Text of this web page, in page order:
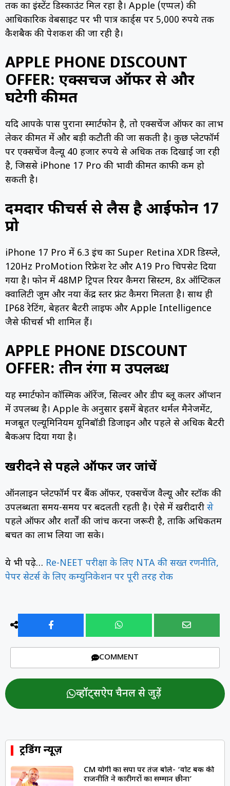
तक का इंस्टेंट डिस्काउंट मिल रहा है। Apple (एप्पल) की
आधिकारिक वेबसाइट पर भी पात्र कार्ड्स पर 5,000 रुपये तक
कैशबैक की पेशकश की जा रही है।
APPLE PHONE DISCOUNT
OFFER: एक्सचेंज ऑफर से और
घटेगी कीमत
यदि आपके पास पुराना स्मार्टफोन है, तो एक्सचेंज ऑफर का लाभ
लेकर कीमत में और बड़ी कटौती की जा सकती है। कुछ प्लेटफॉर्म
पर एक्सचेंज वैल्यू 40 हजार रुपये से अधिक तक दिखाई जा रही
है, जिससे iPhone 17 Pro की प्रभावी कीमत काफी कम हो
सकती है।
दमदार फीचर्स से लैस है आईफोन 17
प्रो
iPhone 17 Pro में 6.3 इंच का Super Retina XDR डिस्प्ले,
120Hz ProMotion रिफ्रेश रेट और A19 Pro चिपसेट दिया
गया है। फोन में 48MP ट्रिपल रियर कैमरा सिस्टम, 8x ऑप्टिकल
क्वालिटी जूम और नया केंद्र स्तर फ्रंट कैमरा मिलता है। साथ ही
IP68 रेटिंग, बेहतर बैटरी लाइफ और Apple Intelligence
जैसे फीचर्स भी शामिल हैं।
APPLE PHONE DISCOUNT
OFFER: तीन रंगों में उपलब्ध
यह स्मार्टफोन कॉस्मिक ऑरेंज, सिल्वर और डीप ब्लू कलर ऑप्शन
में उपलब्ध है। Apple के अनुसार इसमें बेहतर थर्मल मैनेजमेंट,
मजबूत एल्यूमिनियम यूनिबॉडी डिजाइन और पहले से अधिक बैटरी
बैकअप दिया गया है।
खरीदने से पहले ऑफर जरूर जांचें
ऑनलाइन प्लेटफॉर्म पर बैंक ऑफर, एक्सचेंज वैल्यू और स्टॉक की
उपलब्धता समय-समय पर बदलती रहती है। ऐसे में खरीदारी से
पहले ऑफर और शर्तों की जांच करना जरूरी है, ताकि अधिकतम
बचत का लाभ लिया जा सके।
ये भी पढ़े… Re-NEET परीक्षा के लिए NTA की सख्त रणनीति,
पेपर सेटर्स के लिए कम्युनिकेशन पर पूरी तरह रोक
COMMENT
व्हॉट्सऐप चैनल से जुड़ें
ट्रेंडिंग न्यूज़
CM योगी का सपा पर तंज बोले- ‘वोट बैंक की
राजनीति ने कारीगरों का सम्मान छीना’